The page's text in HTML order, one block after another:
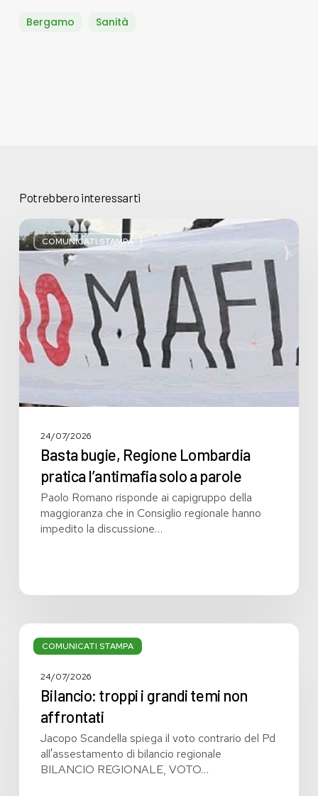
Bergamo Sanità
Potrebbero interessarti
COMUNICATI STAMPA
Basta
bugie,
Regione
Lombardia
pratica
l’antimafia
solo
a
parole
24/07/2026
Basta bugie, Regione Lombardia
pratica l’antimafia solo a parole
Paolo Romano risponde ai capigruppo della
maggioranza che in Consiglio regionale hanno
impedito la discussione…
COMUNICATI STAMPA
Bilancio:
troppi
grandi
affrontati
24/07/2026
Bilancio: troppi i grandi temi non
affrontati
Jacopo Scandella spiega il voto contrario del Pd
all'assestamento di bilancio regionale
BILANCIO REGIONALE, VOTO…